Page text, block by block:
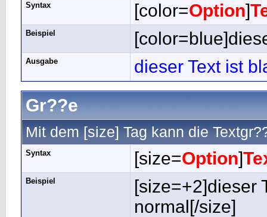
Syntax [color=Option]
Beispiel
Ausgabe
dieser Text ist
Gr??e
Mit dem [size] Tag kann die
Syntax [size=Option]
Beispiel
[size=+2]dieser
normal[/size]